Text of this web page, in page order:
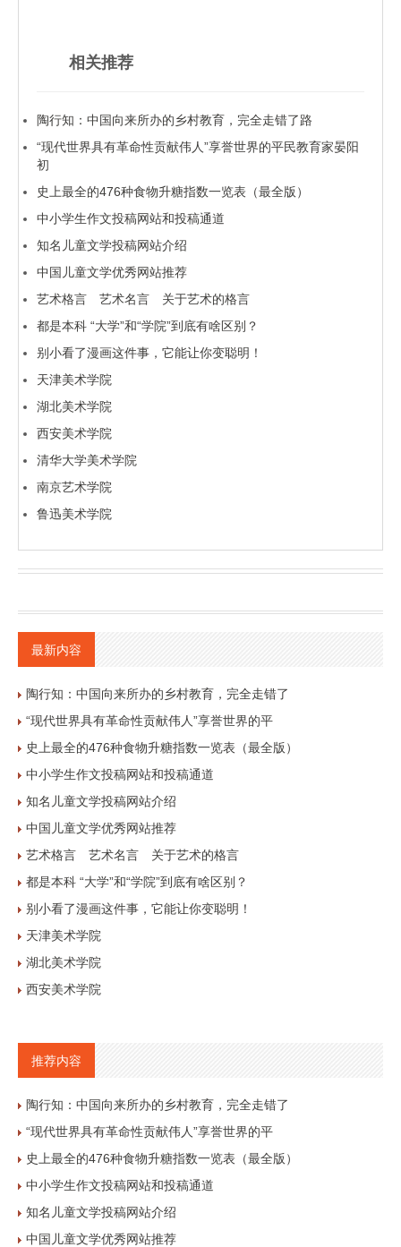
相关推荐
陶行知：中国向来所办的乡村教育，完全走错了路
“现代世界具有革命性贡献伟人”享誉世界的平民教育家晏阳
初
史上最全的476种食物升糖指数一览表（最全版）
中小学生作文投稿网站和投稿通道
知名儿童文学投稿网站介绍
中国儿童文学优秀网站推荐
艺术格言 艺术名言 关于艺术的格言
都是本科 “大学”和“学院”到底有啥区别？
别小看了漫画这件事，它能让你变聪明！
天津美术学院
湖北美术学院
西安美术学院
清华大学美术学院
南京艺术学院
鲁迅美术学院
最新内容
陶行知：中国向来所办的乡村教育，完全走错了
“现代世界具有革命性贡献伟人”享誉世界的平
史上最全的476种食物升糖指数一览表（最全版）
中小学生作文投稿网站和投稿通道
知名儿童文学投稿网站介绍
中国儿童文学优秀网站推荐
艺术格言 艺术名言 关于艺术的格言
都是本科 “大学”和“学院”到底有啥区别？
别小看了漫画这件事，它能让你变聪明！
天津美术学院
湖北美术学院
西安美术学院
推荐内容
陶行知：中国向来所办的乡村教育，完全走错了
“现代世界具有革命性贡献伟人”享誉世界的平
史上最全的476种食物升糖指数一览表（最全版）
中小学生作文投稿网站和投稿通道
知名儿童文学投稿网站介绍
中国儿童文学优秀网站推荐